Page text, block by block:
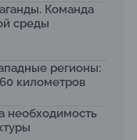
Команда
среды
регионы:
километров
необходимость